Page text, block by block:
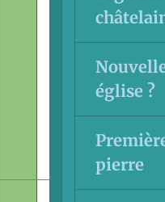
église ?
pierre